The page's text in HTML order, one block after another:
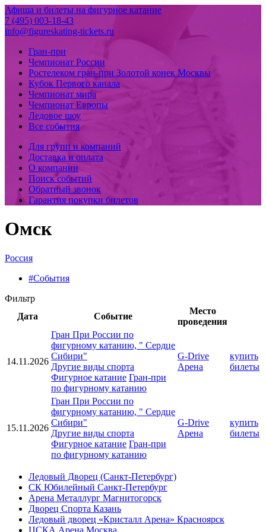
Афиша и билеты на фигурное катание
7 (495) 003-18-43
info@figureskating-tickets.ru
Гран-при
Чемпионат России
Ростелеком гран-при Золотой конек Москвы
Кубок Первого канала
Чемпионат мира
Чемпионат Европы
Ледовое шоу
Все события
Для групп и компаний
Доставка и оплата
О компании
Поиск событий
Обратный звонок
Гарантия покупки билетов
Омск
Россия
#События
Фильтр
Дата
Событие
Место
проведения
14.11.2026
Гран При России по
фигурному катанию, " Сердце
Сибири"
Другие виды спорта
Фигурное катание Гран-при
по фигурному катанию
G-Drive
Арена
купить
билеты
15.11.2026
Гран При России по
фигурному катанию, " Сердце
Сибири"
Другие виды спорта
Фигурное катание Гран-при
по фигурному катанию
G-Drive
Арена
купить
билеты
Ледовый Дворец (Санкт-Петербург)
СК Юбилейный Санкт-Петербург
Арена Металлург Магнитогорск
Дворец Спорта Казань
Ледовый дворец «Кристалл Арена» Красноярск
ЦСКА Арена Москва